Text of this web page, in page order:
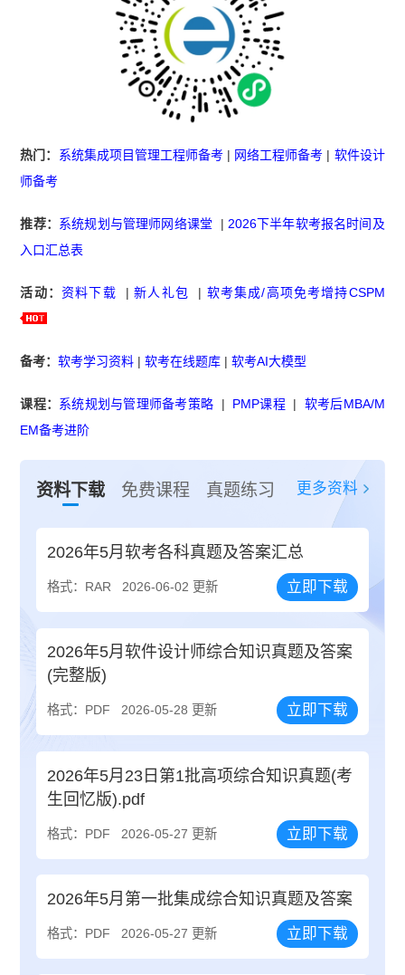
热门： 系统集成项目管理工程师备考 | 网络工程师备考 | 软件设计
师备考
推荐： 系统规划与管理师网络课堂 | 2026下半年软考报名时间及
入口汇总表
活动： 资料下载 |新人礼包 | 软考集成/高项免考增持CSPM
备考：软考学习资料 |软考在线题库 |软考AI大模型
课程： 系统规划与管理师备考策略 | PMP课程| 软考后MBA/M
EM备考进阶
资料下载 免费课程 真题练习 更多资料
2026年5月软考各科真题及答案汇总
格式：RAR 2026-06-02 更新 立即下载
2026年5月软件设计师综合知识真题及答案
(完整版)
格式：PDF 2026-05-28 更新 立即下载
2026年5月23日第1批高项综合知识真题(考
生回忆版).pdf
格式：PDF 2026-05-27 更新 立即下载
2026年5月第一批集成综合知识真题及答案
格式：PDF 2026-05-27 更新 立即下载